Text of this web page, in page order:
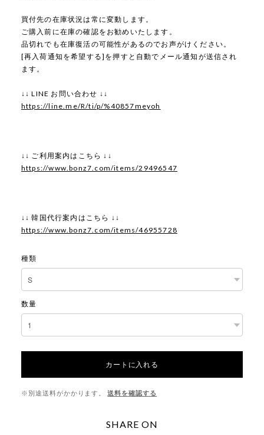
買付先の在庫状況は常に変動します。
ご購入前に在庫の確認をお勧めいたします。
品切れでも在庫復活の可能性があるのでお声がけください。
[再入荷通知を希望する]を押すと自動でメール通知が送信され
ます。
↓↓ LINE お問い合わせ ↓↓
https://line.me/R/ti/p/%40857meyoh
↓↓ ご利用案内はこちら ↓↓
https://www.bonz7.com/items/29496547
↓↓ 韓国代行案内はこちら ↓↓
https://www.bonz7.com/items/46955728
種類
数量
カートに入れる
※別途送料がかかります。 送料を確認する
SHARE ON